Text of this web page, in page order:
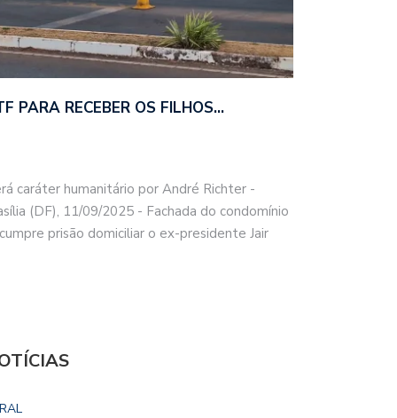
PARA RECEBER OS FILHOS…
caráter humanitário por André Richter -
(DF), 11/09/2025 - Fachada do condomínio
prisão domiciliar o ex-presidente Jair